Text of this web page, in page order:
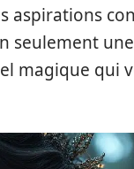
aspirations
seulement
magique qui